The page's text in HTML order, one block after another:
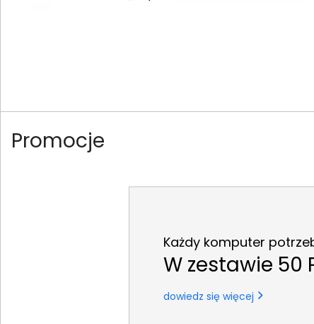
Promocje
Każdy komputer
W zestawie 50
dowiedz się więcej